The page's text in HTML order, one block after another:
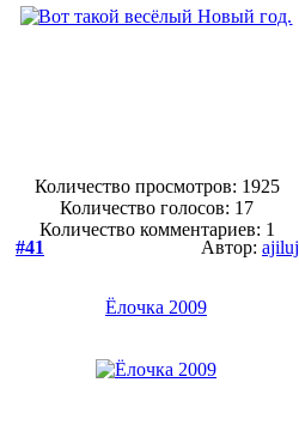
Количество просмотров: 1925
Количество голосов: 17
Количество комментариев: 1
#41
Автор: ajiluj
Ёлочка 2009